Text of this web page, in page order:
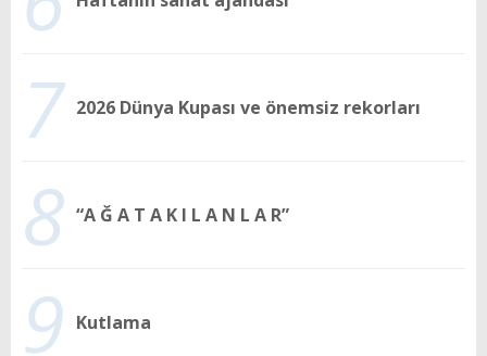
7 2026 Dünya Kupası ve önemsiz rekorları
8 “A Ğ A T A K I L A N L A R”
9 Kutlama